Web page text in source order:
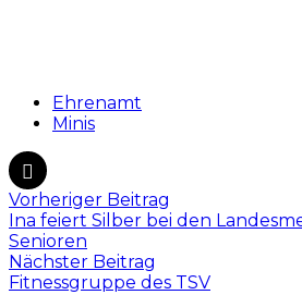
Ehrenamt
Minis
Vorheriger Beitrag
Ina feiert Silber bei den
Senioren
Nächster Beitrag
Fitnessgruppe des TSV